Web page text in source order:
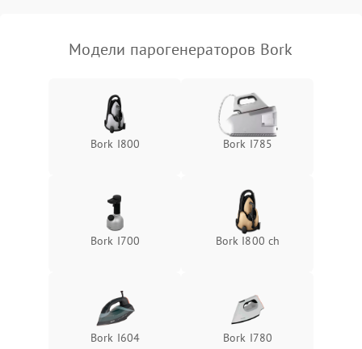
Модели парогенераторов Bork
Bork I800 Bork I785
Bork I700 Bork I800 ch
Bork I604 Bork I780